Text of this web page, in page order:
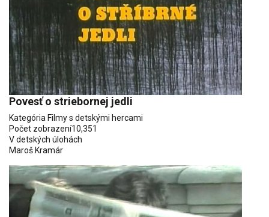
Povesť o striebornej jedli
Kategória Filmy s detskými hercami
Počet zobrazení10,351
V detských úlohách
Maroš Kramár